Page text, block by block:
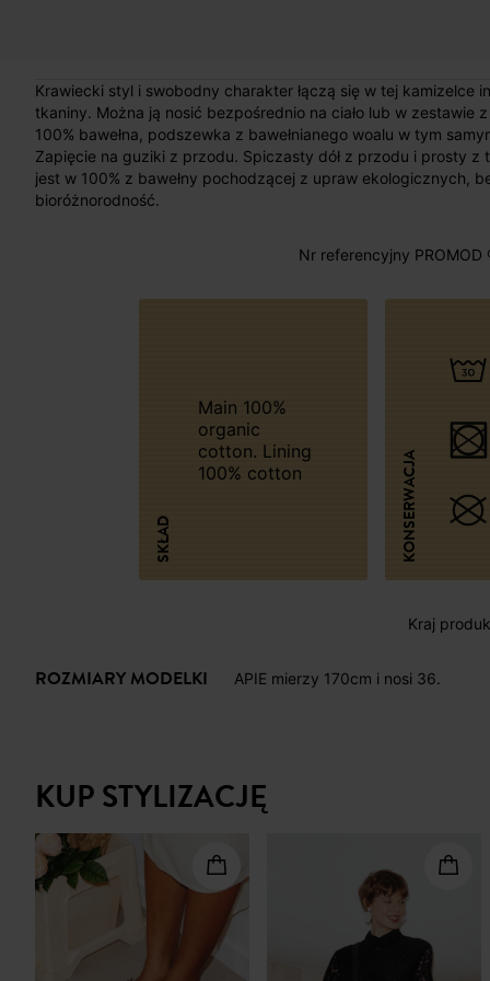
Krawiecki styl i swobodny charakter łączą się w tej kamizelce
tkaniny. Można ją nosić bezpośrednio na ciało lub w
100% bawełna, podszewka z bawełnianego woalu w tym
Zapięcie na guziki z przodu. Spiczasty dół z przodu i prosty z
jest w 100% z bawełny pochodzącej z upraw ekologicznych,
bioróżnorodność.
Nr referencyjny
SKŁAD
Main 100%
organic
cotton. Lining
100% cotton
KONSERWACJA
Kraj
ROZMIARY MODELKI APIE mierzy 170cm i nosi 36.
KUP STYLIZACJĘ